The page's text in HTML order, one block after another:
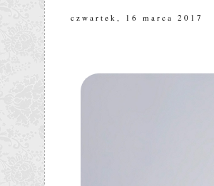
czwartek, 16 marca 2017